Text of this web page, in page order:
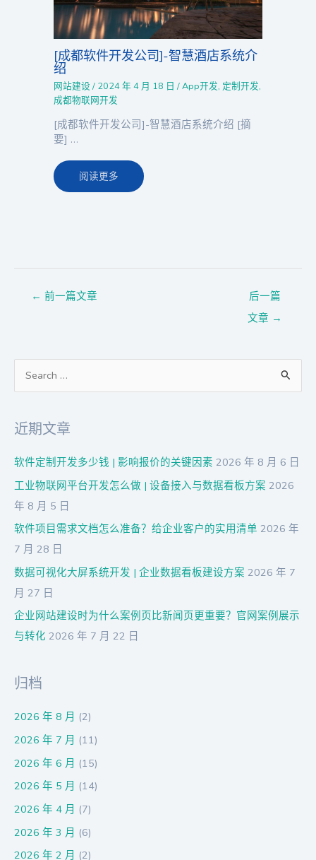
[成都软件开发公司]-智慧酒店系统介
绍
网站建设 / 2024 年 4 月 18 日/App开发, 定制开发,
成都物联网开发
[成都软件开发公司]-智慧酒店系统介绍 [摘
要] …
阅读更多
← 前一篇文章
后一篇
文章 →
近期文章
软件定制开发多少钱 | 影响报价的关键因素 2026 年 8 月 6 日
工业物联网平台开发怎么做 | 设备接入与数据看板方案 2026
年 8 月 5 日
软件项目需求文档怎么准备？给企业客户的实用清单 2026 年
7 月 28 日
数据可视化大屏系统开发 | 企业数据看板建设方案 2026 年 7
月 27 日
企业网站建设时为什么案例页比新闻页更重要？官网案例展示
与转化 2026 年 7 月 22 日
归档
2026 年 8 月 (2)
2026 年 7 月 (11)
2026 年 6 月 (15)
2026 年 5 月 (14)
2026 年 4 月 (7)
2026 年 3 月 (6)
2026 年 2 月 (2)